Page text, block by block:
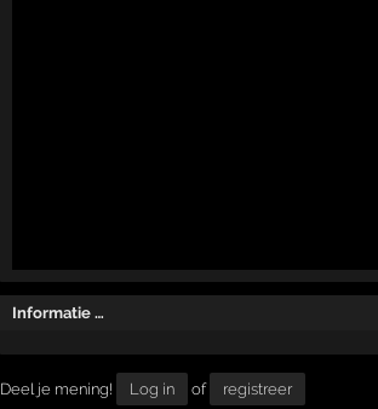
Informatie …
Deel je mening! Log in of registreer